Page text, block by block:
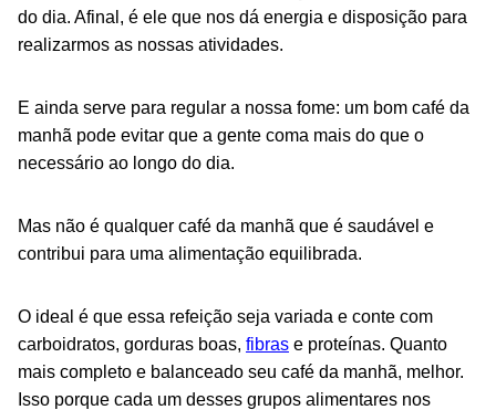
do dia. Afinal, é ele que nos dá energia e disposição para
realizarmos as nossas atividades.
E ainda serve para regular a nossa fome: um bom café da
manhã pode evitar que a gente coma mais do que o
necessário ao longo do dia.
Mas não é qualquer café da manhã que é saudável e
contribui para uma alimentação equilibrada.
O ideal é que essa refeição seja variada e conte com
carboidratos, gorduras boas, fibras e proteínas. Quanto
mais completo e balanceado seu café da manhã, melhor.
Isso porque cada um desses grupos alimentares nos